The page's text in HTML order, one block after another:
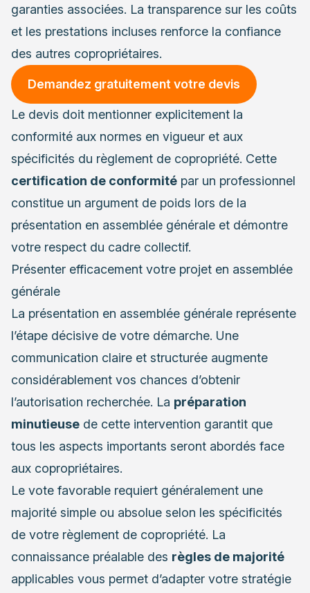
garanties associées. La transparence sur les coûts
et les prestations incluses renforce la confiance
des autres copropriétaires.
Demandez gratuitement votre devis
Le devis doit mentionner explicitement la
conformité aux normes en vigueur et aux
spécificités du règlement de copropriété. Cette
certification de conformité par un professionnel
constitue un argument de poids lors de la
présentation en assemblée générale et démontre
votre respect du cadre collectif.
Présenter efficacement votre projet en assemblée
générale
La présentation en assemblée générale représente
l’étape décisive de votre démarche. Une
communication claire et structurée augmente
considérablement vos chances d’obtenir
l’autorisation recherchée. La préparation
minutieuse de cette intervention garantit que
tous les aspects importants seront abordés face
aux copropriétaires.
Le vote favorable requiert généralement une
majorité simple ou absolue selon les spécificités
de votre règlement de copropriété. La
connaissance préalable des règles de majorité
applicables vous permet d’adapter votre stratégie